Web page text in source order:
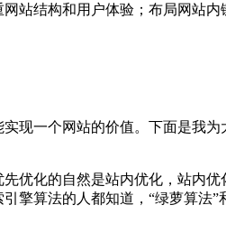
站结构和用户体验；布局网站内
现一个网站的价值。下面是我
优化的自然是站内优化，站内
算法的人都知道，“绿萝算法”